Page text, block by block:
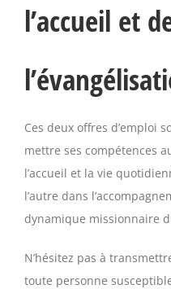
l’accueil et
Ces deux offres d’emploi
mettre ses compétences
l’accueil et la vie
l’autre dans
dynamique missionnaire
N’hésitez pas à
toute personne